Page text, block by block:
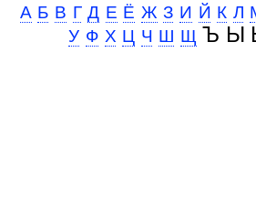
А Б В Г Д Е Ё Ж З И Й К Л
У Ф Х Ц Ч Ш Щ Ъ Ы